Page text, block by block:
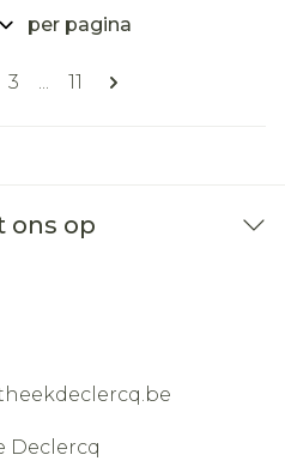
Pagina's
momenteel pagina
Pagina
3 ... Pagina
11
per pagina
ons op
Declercq